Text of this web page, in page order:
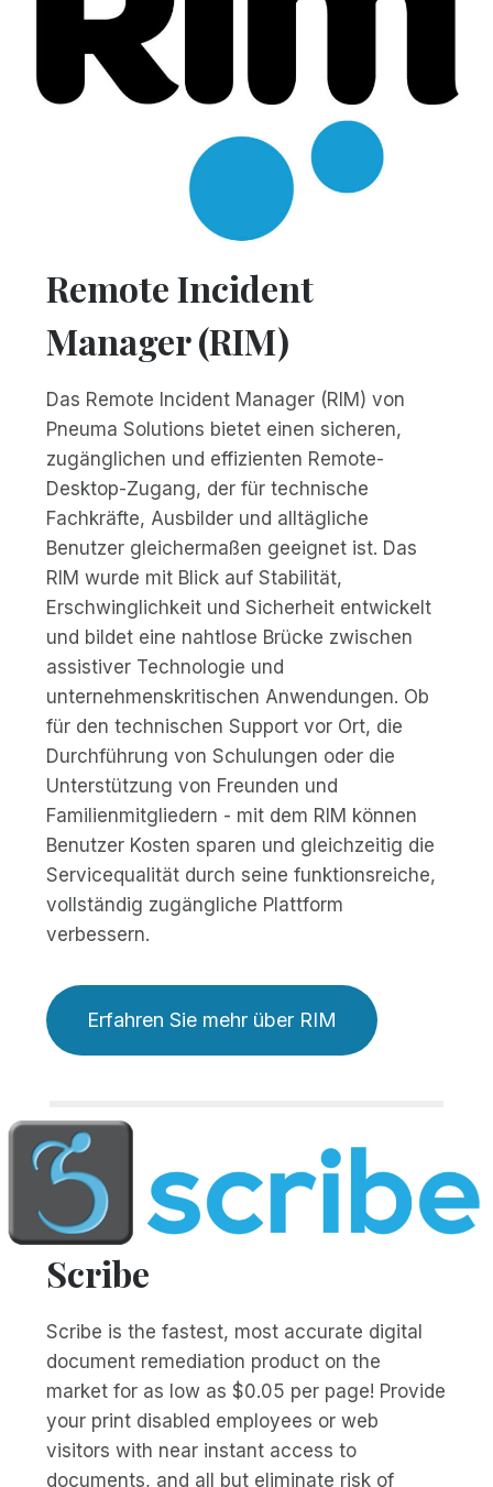
Remote Incident
Manager (RIM)
Das Remote Incident Manager (RIM) von
Pneuma Solutions bietet einen sicheren,
zugänglichen und effizienten Remote-
Desktop-Zugang, der für technische
Fachkräfte, Ausbilder und alltägliche
Benutzer gleichermaßen geeignet ist. Das
RIM wurde mit Blick auf Stabilität,
Erschwinglichkeit und Sicherheit entwickelt
und bildet eine nahtlose Brücke zwischen
assistiver Technologie und
unternehmenskritischen Anwendungen. Ob
für den technischen Support vor Ort, die
Durchführung von Schulungen oder die
Unterstützung von Freunden und
Familienmitgliedern - mit dem RIM können
Benutzer Kosten sparen und gleichzeitig die
Servicequalität durch seine funktionsreiche,
vollständig zugängliche Plattform
verbessern.
Erfahren Sie mehr über RIM
Scribe
Scribe is the fastest, most accurate digital
document remediation product on the
market for as low as $0.05 per page! Provide
your print disabled employees or web
visitors with near instant access to
documents, and all but eliminate risk of